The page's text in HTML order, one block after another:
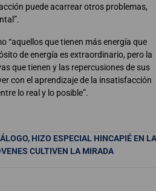
puede acarrear otros problemas,
“aquellos que tienen más energía que
de energía es extraordinario, pero la
que tienen y las repercusiones de sus
con el aprendizaje de la insatisfacción
lo real y lo posible”.
HIZO ESPECIAL HINCAPIÉ EN
CULTIVEN LA MIRADA